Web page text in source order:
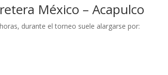
México – Acapulco
durante el torneo suele alargarse por: